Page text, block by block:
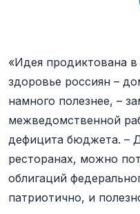
«Идея продиктована
здоровье россиян –
намного полезнее, –
межведомственной
дефицита бюджета. –
ресторанах, можно
облигаций
патриотично, и